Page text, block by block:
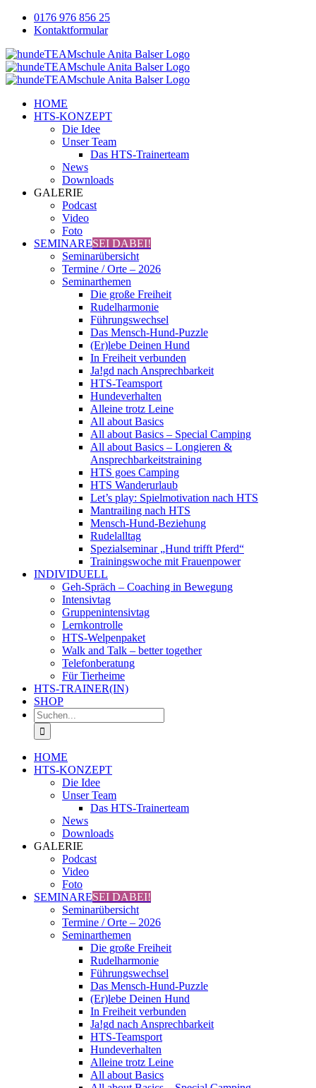
Zum
Inhalt
0176 976 856 25
Kontaktformular
Facebook
YouTube
Instagram
HOME
HTS-KONZEPT
Die Idee
Unser Team
Das HTS-Trainerteam
News
Downloads
GALERIE
Podcast
Video
Foto
SEMINARESEI DABEI!
Seminarübersicht
Termine / Orte – 2026
Seminarthemen
Die große Freiheit
Rudelharmonie
Führungswechsel
Das Mensch-Hund-Puzzle
(Er)lebe Deinen Hund
In Freiheit verbunden
Ja!gd nach Ansprechbarkeit
HTS-Teamsport
Hundeverhalten
Alleine trotz Leine
All about Basics
All about Basics – Special Camping
All about Basics – Longieren &
Ansprechbarkeitstraining
HTS goes Camping
HTS Wanderurlaub
Let’s play: Spielmotivation nach HTS
Mantrailing nach HTS
Mensch-Hund-Beziehung
Rudelalltag
Spezialseminar „Hund trifft Pferd“
Trainingswoche mit Frauenpower
INDIVIDUELL
Geh-Spräch – Coaching in Bewegung
Intensivtag
Gruppenintensivtag
Lernkontrolle
HTS-Welpenpaket
Walk and Talk – better together
Telefonberatung
Für Tierheime
HTS-TRAINER(IN)
SHOP
Suche
nach:
HOME
HTS-KONZEPT
Die Idee
Unser Team
Das HTS-Trainerteam
News
Downloads
GALERIE
Podcast
Video
Foto
SEMINARESEI DABEI!
Seminarübersicht
Termine / Orte – 2026
Seminarthemen
Die große Freiheit
Rudelharmonie
Führungswechsel
Das Mensch-Hund-Puzzle
(Er)lebe Deinen Hund
In Freiheit verbunden
Ja!gd nach Ansprechbarkeit
HTS-Teamsport
Hundeverhalten
Alleine trotz Leine
All about Basics